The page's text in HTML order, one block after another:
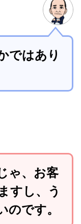
ではあり
ゃ、お客
すし、う
です。